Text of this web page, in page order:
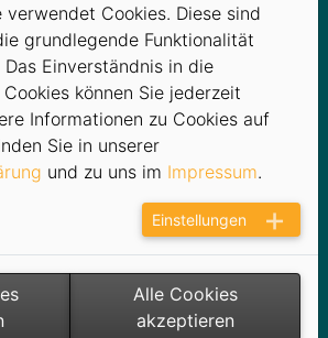
Personenbefreiung
7 Störmeldestelle zur
Dokumentation und
von Störungsmeldungen
Bau und Betrieb geschweißter
Beurteilung von Schweißnähten
Autogen, MAG, WIG,
verwendet Cookies. Diese sind
grundlegende Funktionalität
Das Einverständnis in die
können Sie jederzeit
Informationen zu Cookies auf
Sie in unserer
und zu uns im Impressum.
Einstellungen
Alle Cookies
akzeptieren